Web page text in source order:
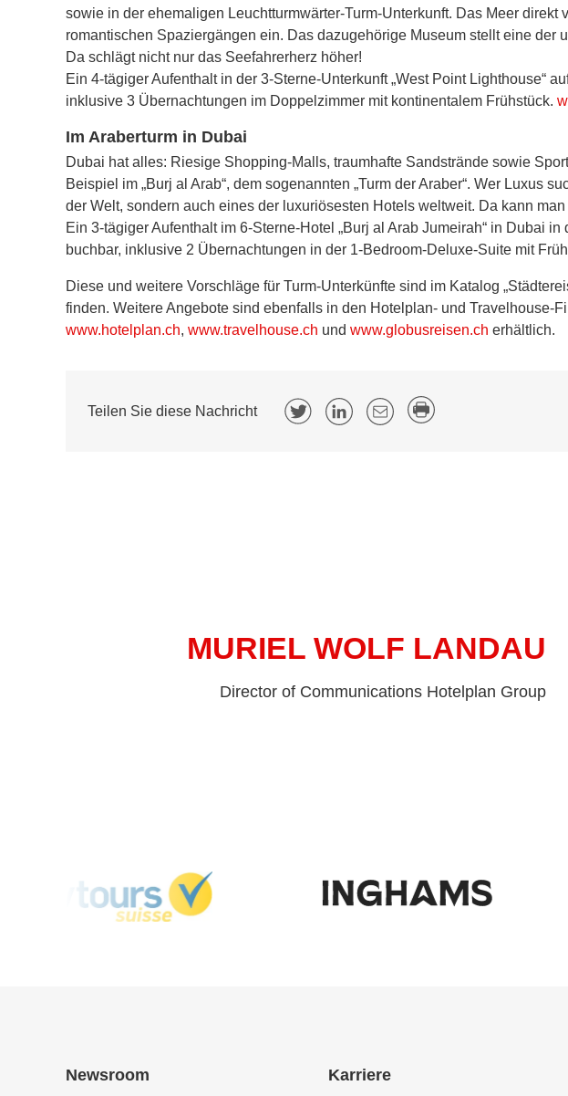
sowie in der ehemaligen Leuchtturmwärter-Turm-Unterkunft. Das Meer
romantischen Spaziergängen ein. Das dazugehörige Museum stellt eine
Da schlägt nicht nur das Seefahrerherz höher!
Ein 4-tägiger Aufenthalt in der 3-Sterne-Unterkunft „West Point Lighthouse“
inklusive 3 Übernachtungen im Doppelzimmer mit kontinentalem Frühstück.
Im Araberturm in Dubai
Dubai hat alles: Riesige Shopping-Malls, traumhafte Sandstrände sowie
Beispiel im „Burj al Arab“, dem sogenannten „Turm der Araber“. Wer Luxus
der Welt, sondern auch eines der luxuriösesten Hotels weltweit. Da kann
Ein 3-tägiger Aufenthalt im 6-Sterne-Hotel „Burj al Arab Jumeirah“ in Dubai
buchbar, inklusive 2 Übernachtungen in der 1-Bedroom-Deluxe-Suite mit
Diese und weitere Vorschläge für Turm-Unterkünfte sind im Katalog
finden. Weitere Angebote sind ebenfalls in den Hotelplan- und
www.hotelplan.ch, www.travelhouse.ch und www.globusreisen.ch erhältlich.
Teilen Sie diese Nachricht
MURIEL WOLF LANDAU
Director of Communications Hotelplan Group
Newsroom Karriere